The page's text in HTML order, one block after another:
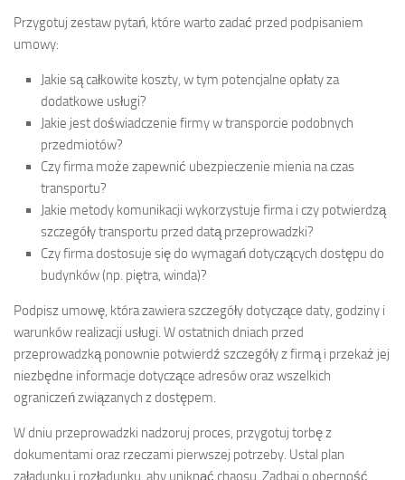
Przygotuj zestaw pytań, które warto zadać przed podpisaniem
umowy:
Jakie są całkowite koszty, w tym potencjalne opłaty za
dodatkowe usługi?
Jakie jest doświadczenie firmy w transporcie podobnych
przedmiotów?
Czy firma może zapewnić ubezpieczenie mienia na czas
transportu?
Jakie metody komunikacji wykorzystuje firma i czy potwierdzą
szczegóły transportu przed datą przeprowadzki?
Czy firma dostosuje się do wymagań dotyczących dostępu do
budynków (np. piętra, winda)?
Podpisz umowę, która zawiera szczegóły dotyczące daty, godziny i
warunków realizacji usługi. W ostatnich dniach przed
przeprowadzką ponownie potwierdź szczegóły z firmą i przekaż jej
niezbędne informacje dotyczące adresów oraz wszelkich
ograniczeń związanych z dostępem.
W dniu przeprowadzki nadzoruj proces, przygotuj torbę z
dokumentami oraz rzeczami pierwszej potrzeby. Ustal plan
załadunku i rozładunku, aby uniknąć chaosu. Zadbaj o obecność